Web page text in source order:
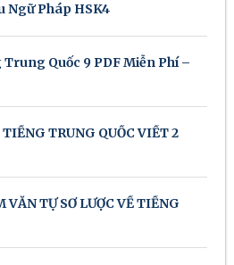
Ngữ Pháp HSK4
Quốc 9 PDF Miễn Phí –
TRUNG QUỐC VIẾT 2
VĂN TỰ SƠ LƯỢC VỀ TIẾNG